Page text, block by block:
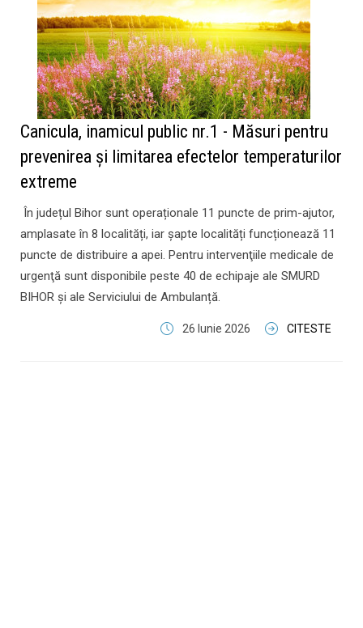
Canicula, inamicul public nr.1 - Măsuri pentru
prevenirea și limitarea efectelor temperaturilor
extreme
În județul Bihor sunt operaționale 11 puncte de prim-ajutor,
amplasate în 8 localități, iar șapte localități funcționează 11
puncte de distribuire a apei. Pentru intervenţiile medicale de
urgenţă sunt disponibile peste 40 de echipaje ale SMURD
BIHOR și ale Serviciului de Ambulanță.
26 Iunie 2026 CITESTE